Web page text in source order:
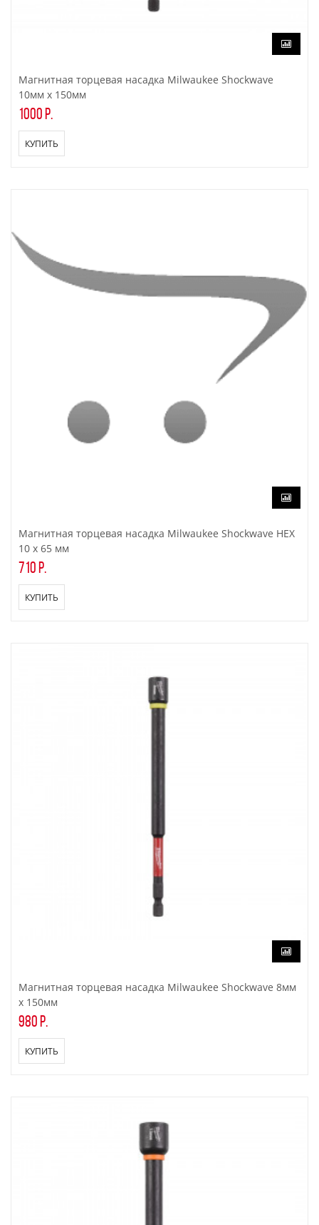
Магнитная торцевая насадка Milwaukee Shockwave
10мм x 150мм
1000 р.
КУПИТЬ
Магнитная торцевая насадка Milwaukee Shockwave HEX
10 x 65 мм
710 р.
КУПИТЬ
Магнитная торцевая насадка Milwaukee Shockwave 8мм
x 150мм
980 р.
КУПИТЬ